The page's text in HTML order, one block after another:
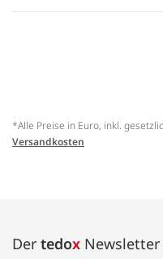
*Alle Preise in Euro, inkl.
Versandkosten
Der tedox Newsletter